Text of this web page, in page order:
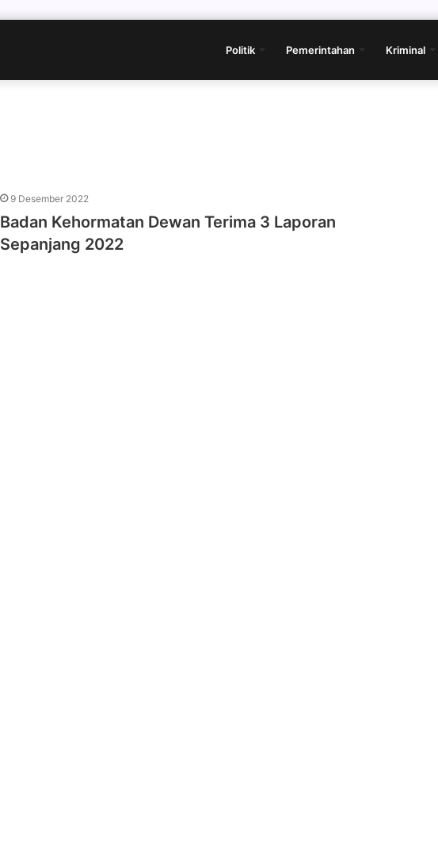
Politik Pemerintahan Kriminal
9 Desember 2022
Badan Kehormatan Dewan Terima 3 Laporan
Sepanjang 2022